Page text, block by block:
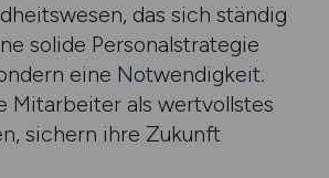
das sich ständig
solide Personalstrategie
eine Notwendigkeit.
Mitarbeiter als wertvollstes
sichern ihre Zukunft